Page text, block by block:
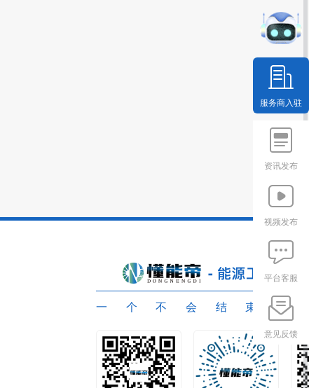
服务商入驻
资讯发布
视频发布
平台客服
意见反馈
一个不会结束的